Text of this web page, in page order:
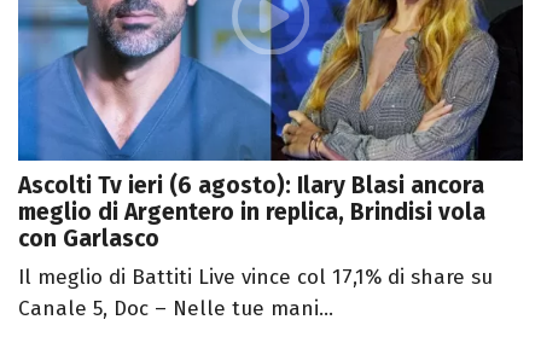
Ascolti Tv ieri (6 agosto): Ilary Blasi ancora
meglio di Argentero in replica, Brindisi vola
con Garlasco
Il meglio di Battiti Live vince col 17,1% di share su
Canale 5, Doc – Nelle tue mani...